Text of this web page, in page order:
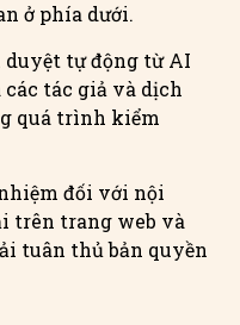
ở phía dưới.
duyệt tự động từ AI
các tác giả và dịch
quá trình kiểm
đối với nội
trên trang web và
tuân thủ bản quyền